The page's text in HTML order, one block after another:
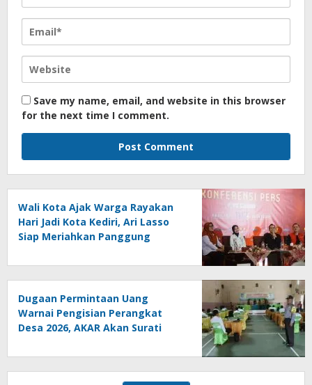
Save my name, email, and website in this browser
for the next time I comment.
Wali Kota Ajak Warga Rayakan
Hari Jadi Kota Kediri, Ari Lasso
Siap Meriahkan Panggung
Dugaan Permintaan Uang
Warnai Pengisian Perangkat
Desa 2026, AKAR Akan Surati